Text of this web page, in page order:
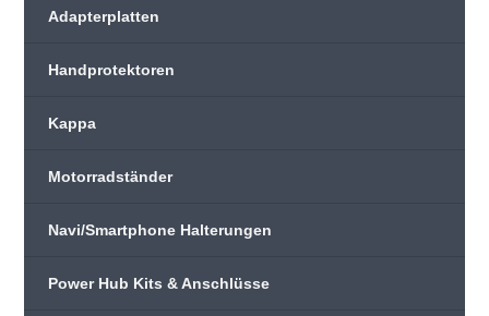
Adapterplatten
Handprotektoren
Kappa
Motorradständer
Navi/Smartphone Halterungen
Power Hub Kits & Anschlüsse